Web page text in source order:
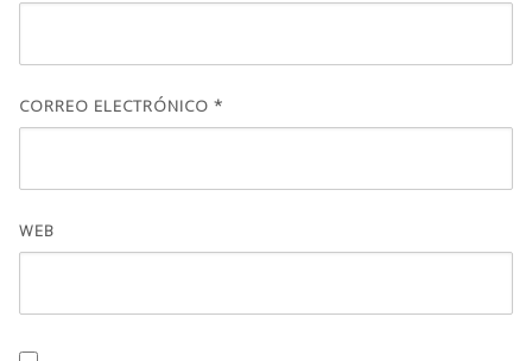
CORREO ELECTRÓNICO *
WEB